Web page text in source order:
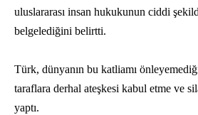
uluslararası insan hukukunun ciddi
belgelediğini belirtti.
Türk, dünyanın bu katliamı
taraflara derhal ateşkesi kabul etme ve
yaptı.